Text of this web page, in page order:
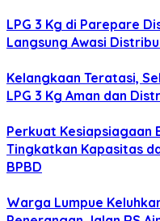
LPG 3 Kg di Parepare
Langsung Awasi
Kelangkaan Teratasi,
LPG 3 Kg Aman dan
Perkuat Kesiapsiagaan
Tingkatkan Kapasitas
BPBD
Warga Lumpue